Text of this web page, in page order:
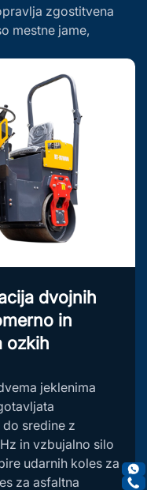
zgostitvena
mestne jame,
dvojnih
in
ozkih
jeklenima
sredine z
in vzbujalno silo
udarnih koles za
za asfaltna